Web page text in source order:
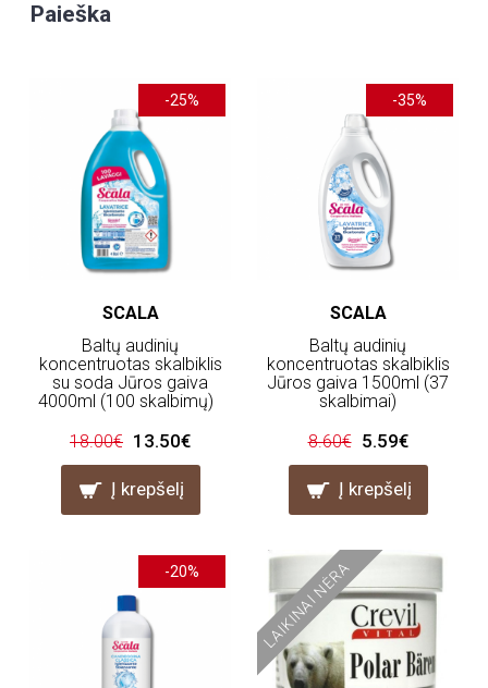
Paieška
-25%
SCALA
Baltų audinių
koncentruotas skalbiklis
su soda Jūros gaiva
4000ml (100 skalbimų)
18.00€ 13.50€
Į krepšelį
-35%
SCALA
Baltų audinių
koncentruotas skalbiklis
Jūros gaiva 1500ml (37
skalbimai)
8.60€ 5.59€
Į krepšelį
-20% LAIKINAI NĖRA